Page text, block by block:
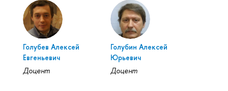
Голубев Алексей
Евгеньевич
Доцент
Голубин Алексей
Юрьевич
Доцент